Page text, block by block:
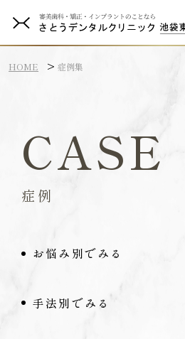
HOME 症例集
CASE
症例
お悩み別でみる
手法別でみる